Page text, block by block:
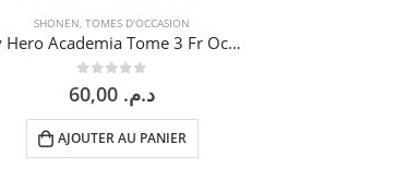
SHONEN TOMES D'OCCASION
My Hero Academia Tome 3 Fr Occasion
0sur 5د.م.
AJOUTER AU PANIER